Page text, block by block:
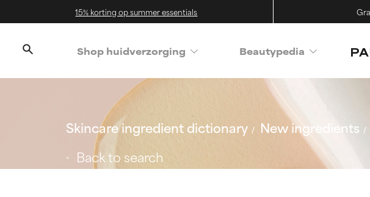
15% korting op summer essentials
Shop huidverzorging Beautypedia
Skincare ingredient dictionary New ingredients
Back to search